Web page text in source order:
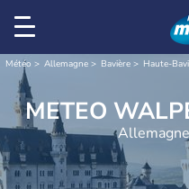
Météo Allemagne Bavière Haute-
METEO